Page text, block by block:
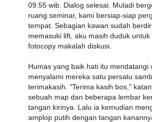
09.55 wib. Dialog selesai. Muladi
ruang seminar, kami bersiap-siap
tempat. Sebagian kawan sudah
memasuki lift, aku masih duduk untuk
fotocopy makalah diskusi.
Humas yang baik hati itu mendatangi
menyalami mereka satu persatu
terimakasih. "Terima kasih bos,"
sebuah map dan beberapa lembar
tangan kirinya. Lalu ia kemudian
amplop putih dengan tangan